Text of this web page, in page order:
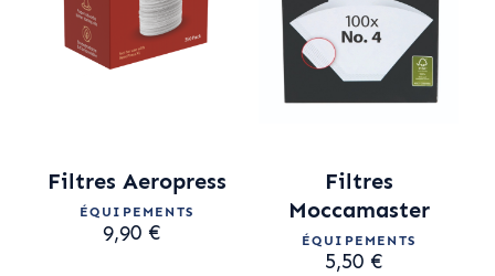
Filtres Aeropress
ÉQUIPEMENTS
9,90 €
Filtres
Moccamaster
ÉQUIPEMENTS
5,50 €